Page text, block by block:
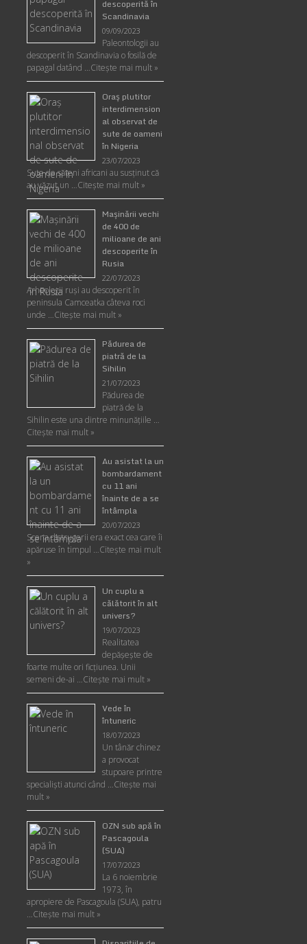
descoperită în
Scandinavia
09/09/2023
Paleontologii au
descoperit în Scandinavia o fosilă de
papagal datând …Citește mai mult »
Oraş plutitor
interdimension
al observat de
sute de oameni
în Nigeria
23/07/2023
Sute de săteni africani au susținut că
au văzut un …Citește mai mult »
Maşinării vechi
de 400 de
milioane de ani
descoperite în
Rusia
22/07/2023
Arheologii ruşi au descoperit în
peninsula Camceatka câteva roci
unde …Citește mai mult »
Pădurea de
piatră de la
Sihilin
21/07/2023
Pădurea de
piatră de la
Sihilin este una dintre minunăţiile …
Citește mai mult »
Au asistat la un
bombardament
cu 11 ani
înainte de a se
întâmpla
20/07/2023
Scena distrugerii era exact cea care îi
apăruse în timpul …Citește mai mult
»
Un cuplu a
călătorit în alt
univers?
19/07/2023
Realitatea
depăşeşte de
foarte multe ori ficţiunea. Unii
semeni de-ai …Citește mai mult »
Vede în
întuneric
18/07/2023
Un tânăr chinez
a provocat
stupoare printre
specialişti atunci când …Citește mai
mult »
OZN sub apă în
Pascagoula
(SUA)
17/07/2023
La 6 noiembrie
1973, în
apropiere de Pascagoula (SUA), patru
…Citește mai mult »